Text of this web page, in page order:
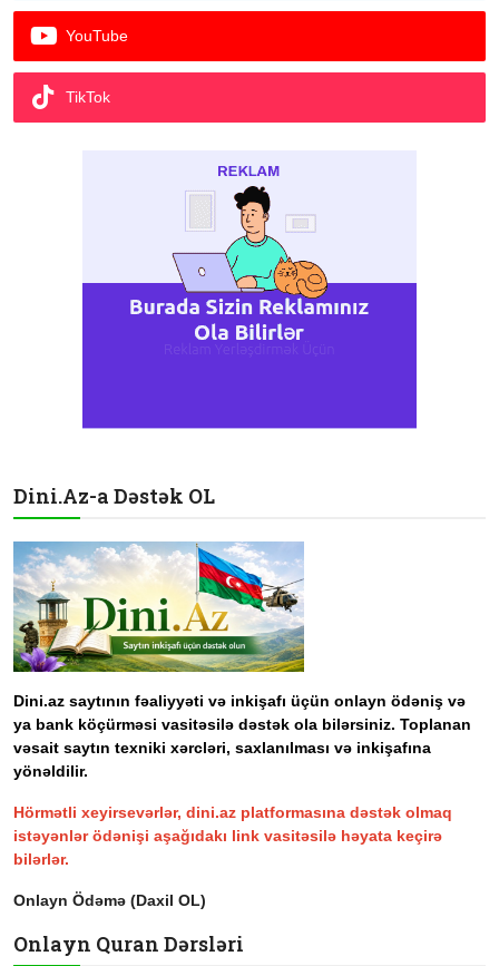
YouTube
TikTok
Dini.Az-a Dəstək OL
Dini.az saytının fəaliyyəti və inkişafı üçün onlayn ödəniş və
ya bank köçürməsi vasitəsilə dəstək ola bilərsiniz. Toplanan
vəsait saytın texniki xərcləri, saxlanılması və inkişafına
yönəldilir.
Hörmətli xeyirsevərlər, dini.az platformasına dəstək olmaq
istəyənlər ödənişi aşağıdakı link vasitəsilə həyata keçirə
bilərlər.
Onlayn Ödəmə (Daxil OL)
Onlayn Quran Dərsləri